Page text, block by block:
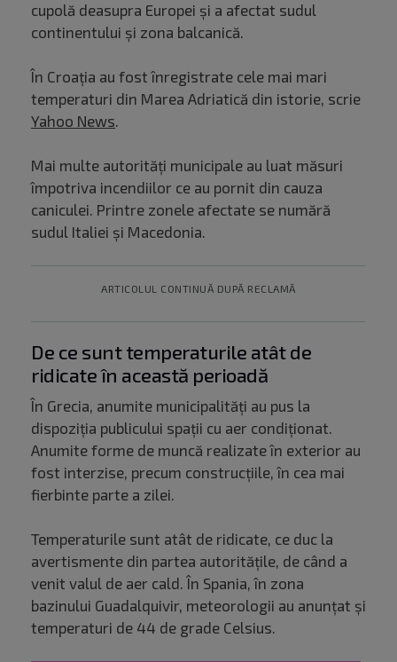
cupolă deasupra Europei și a afectat sudul
continentului și zona balcanică.
În Croația au fost înregistrate cele mai mari
temperaturi din Marea Adriatică din istorie, scrie
Yahoo News.
Mai multe autorități municipale au luat măsuri
împotriva incendiilor ce au pornit din cauza
caniculei. Printre zonele afectate se numără
sudul Italiei și Macedonia.
ARTICOLUL CONTINUĂ DUPĂ RECLAMĂ
De ce sunt temperaturile atât de
ridicate în această perioadă
În Grecia, anumite municipalități au pus la
dispoziția publicului spații cu aer condiționat.
Anumite forme de muncă realizate în exterior au
fost interzise, precum construcțiile, în cea mai
fierbinte parte a zilei.
Temperaturile sunt atât de ridicate, ce duc la
avertismente din partea autoritățile, de când a
venit valul de aer cald. În Spania, în zona
bazinului Guadalquivir, meteorologii au anunțat și
temperaturi de 44 de grade Celsius.